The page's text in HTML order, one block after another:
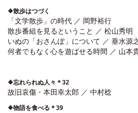
❖散歩はつづく
「文学散歩」の時代 ／ 岡野裕行
散歩番組を見るということ ／ 松山秀明
いぬの「おさんぽ」について ／ 垂水源
何者でもなく心を遊ばせる時間 ／ 山本
❖忘れられぬ人々＊32
故旧哀傷・本田幸太郎 ／ 中村稔
❖物語を食べる＊39